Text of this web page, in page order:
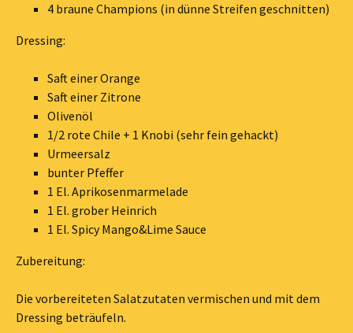
4 braune Champions (in dünne Streifen geschnitten)
Dressing:
Saft einer Orange
Saft einer Zitrone
Olivenöl
1/2 rote Chile + 1 Knobi (sehr fein gehackt)
Urmeersalz
bunter Pfeffer
1 El. Aprikosenmarmelade
1 El. grober Heinrich
1 El. Spicy Mango&Lime Sauce
Zubereitung:
Die vorbereiteten Salatzutaten vermischen und mit dem
Dressing beträufeln.